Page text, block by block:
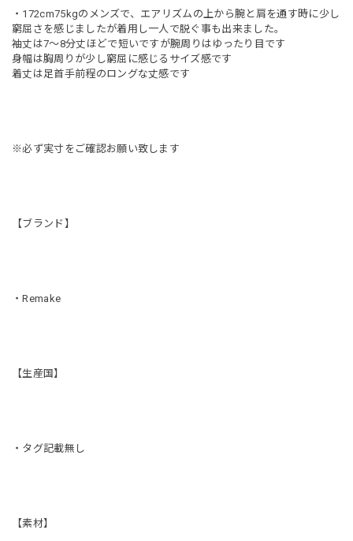
・172cm75kgのメンズで、エアリズムの上から腕と肩を通す時に少し
窮屈さを感じましたが着用し一人で脱ぐ事も出来ました。
袖丈は7〜8分丈ほどで短いですが腕周りはゆったり目です
身幅は胸周りが少し窮屈に感じるサイズ感です
着丈は足首手前程のロングな丈感です
※必ず実寸をご確認お願い致します
【ブランド】
・Remake
【生産国】
・タグ記載無し
【素材】